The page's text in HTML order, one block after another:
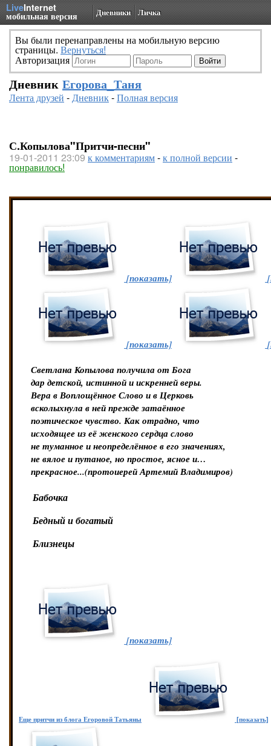
LiveInternet
мобильная версия Дневники Личка
Вы были перенаправлены на мобильную версию
страницы. Вернуться!
Авторизация
Дневник Егорова_Таня
Лента друзей -Дневник-Полная версия
С.Копылова"Притчи-песни"
19-01-2011 23:09 к комментариям-к полной версии -
понравилось!
[показать]
[показать]
Светлана Копылова получила от Бога
дар детской, истинной и искренней веры.
Вера в Воплощённое Слово и в Церковь
всколыхнула в ней прежде затаённое
поэтическое чувство. Как отрадно, что
исходящее из её женского сердца слово
не туманное и неопределённое в его значениях,
не вялое и путаное, но простое, ясное и…
прекрасное...(протоиерей Артемий Владимиров)
Бабочка
Бедный и богатый
Близнецы
Бывший монах
Гвозди
Два ангела
Жизнь и смерть
[показать]
Еще притчи из блога Егоровой Татьяны [показать]